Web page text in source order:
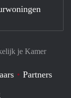
je Kamer
Partners